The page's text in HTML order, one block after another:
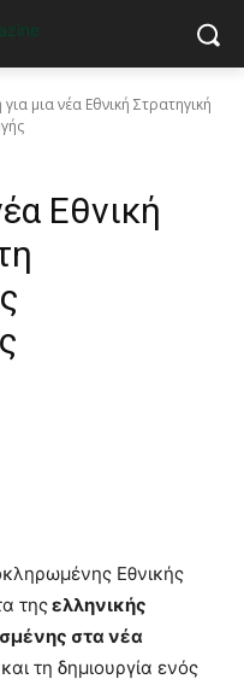
μια νέα Εθνική Στρατηγική
Εθνική
Εθνικής
τηςελληνικής
στα νέα
τη δημιουργία ενός